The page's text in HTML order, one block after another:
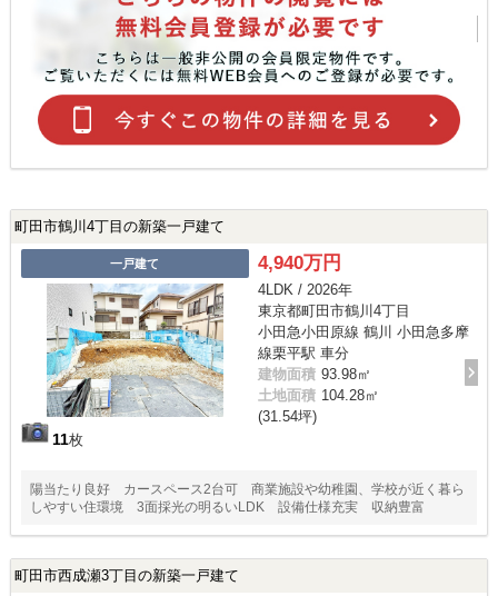
町田市鶴川4丁目の新築一戸建て
一戸建て
11枚
4,940万円
4LDK / 2026年
東京都町田市鶴川4丁目
小田急小田原線 鶴川 小田急多摩
線栗平駅 車分
建物面積 93.98㎡
土地面積 104.28㎡
(31.54坪)
陽当たり良好 カースペース2台可 商業施設や幼稚園、学校が近く暮ら
しやすい住環境 3面採光の明るいLDK 設備仕様充実 収納豊富
町田市西成瀬3丁目の新築一戸建て